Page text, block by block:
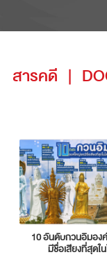
สารคดี |
10 อันดับกวนอิมอง
มีชื่อเสียงที่สุดใ